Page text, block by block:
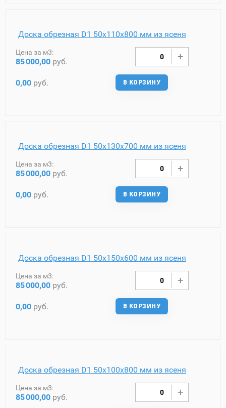
Доска обрезная D1 50х110х800 мм из ясеня
Цена за м3:
85000,00 руб.
0,00 руб. В КОРЗИНУ
Доска обрезная D1 50х130х700 мм из ясеня
Цена за м3:
85000,00 руб.
0,00 руб. В КОРЗИНУ
Доска обрезная D1 50х150х600 мм из ясеня
Цена за м3:
85000,00 руб.
0,00 руб. В КОРЗИНУ
Доска обрезная D1 50х100х800 мм из ясеня
Цена за м3:
85000,00 руб.